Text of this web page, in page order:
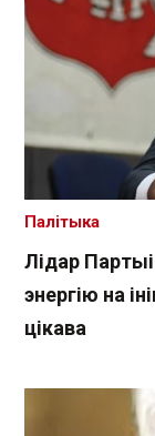
Лідар
энергію на
цікава
Палітыка